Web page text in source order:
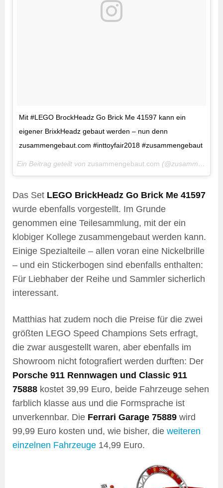
Mit #LEGO BrockHeadz Go Brick Me 41597 kann ein
eigener BrixkHeadz gebaut werden – nun denn
zusammengebaut.com #inttoyfair2018 #zusammengebaut
Ein Beitrag geteilt von zusammengebaut.com (@zusammengebaut) am
Das Set LEGO BrickHeadz Go Brick Me 41597
wurde ebenfalls vorgestellt. Im Grunde
genommen eine Teilesammlung, mit der ein
klobiger Kollege zusammengebaut werden kann.
Einige Spezialteile – allen voran eine Nickelbrille
– und ein Stickerbogen sind ebenfalls enthalten:
Für Liebhaber der Reihe und Sammler sicherlich
interessant.
Matthias hat zudem noch die Preise für die zwei
größten LEGO Speed Champions Sets erfragt,
die zwar ausgestellt waren, aber ebenfalls im
Showroom nicht fotografiert werden durften: Der
Porsche 911 Rennwagen und Classic 911
75888 kostet 39,99 Euro, beide Fahrzeuge sehen
farblich klasse aus und die Formsprache ist
unverkennbar. Die Ferrari Garage 75889 wird
99,99 Euro kosten und, wie bisher, die weiteren
einzelnen Fahrzeuge 14,99 Euro.